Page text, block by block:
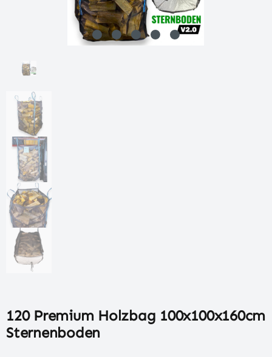
120 Premium Holzbag 100x100x160cm
Sternenboden